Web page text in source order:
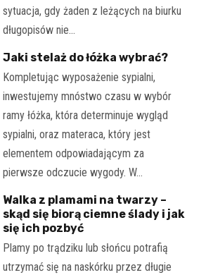
sytuacja, gdy żaden z leżących na biurku
długopisów nie…
Jaki stelaż do łóżka wybrać?
Kompletując wyposażenie sypialni,
inwestujemy mnóstwo czasu w wybór
ramy łóżka, która determinuje wygląd
sypialni, oraz materaca, który jest
elementem odpowiadającym za
pierwsze odczucie wygody. W…
Walka z plamami na twarzy –
skąd się biorą ciemne ślady i jak
się ich pozbyć
Plamy po trądziku lub słońcu potrafią
utrzymać się na naskórku przez długie